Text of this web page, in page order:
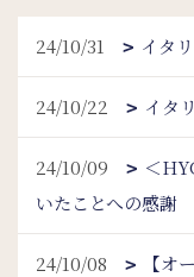
24/10/31 イタ
24/10/22 イタ
24/10/09
＜
いたことへの感謝
24/10/08
【オ